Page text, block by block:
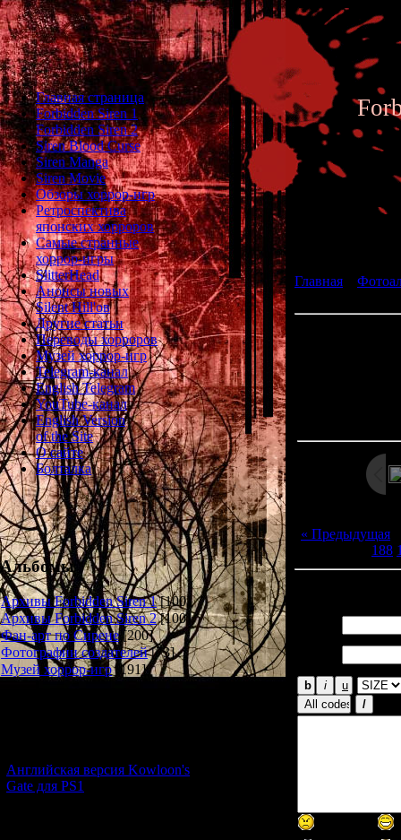
Главная страница
Forbidden Siren 1
Forbidden Siren 2
Siren Blood Curse
Siren Manga
Siren Movie
Обзоры хоррор-игр
Ретроспектива
японских хорроров
Самые странные
хоррор-игры
SlitterHead
Анонсы новых
Silent Hill'ов
Другие статьи
Переводы хорроров
Музей хоррор-игр
Telegram-канал
English Telegram
YouTube-канал
English Version
of the Site
О сайте
Болталка
Альбомы
Архивы Forbidden Siren 1 [100]
Архивы Forbidden Siren 2 [100]
Фан-арт по Сирене [200]
Фотографии создателей [73]
Музей хоррор-игр
[191]
Английская версия Kowloon's
Gate для PS1
Главная
« Предыдущая
188